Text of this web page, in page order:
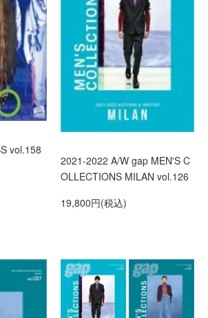
vol.158
2021-2022 A/W gap MEN'S C
OLLECTIONS MILAN vol.126
19,800円(税込)